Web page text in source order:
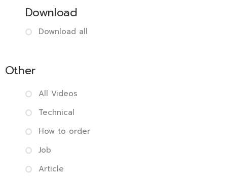
Download
Download all
Other
All Videos
Technical
How to order
Job
Article